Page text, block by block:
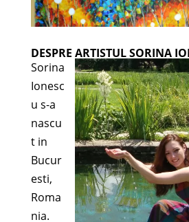
DESPRE ARTISTUL SORINA
Sorina
Ionesc
u s-a
nascu
t in
Bucur
esti,
Roma
nia.